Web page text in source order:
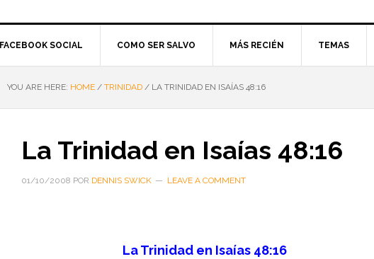
FACEBOOK SOCIAL COMO SER SALVO MÁS RECIÉN TEMAS
YOU ARE HERE: HOME / TRINIDAD / LA TRINIDAD EN ISAÍAS 48:16
La Trinidad en Isaías 48:16
01/10/2008 POR DENNIS SWICK LEAVE A COMMENT
La Trinidad en Isaías 48:16